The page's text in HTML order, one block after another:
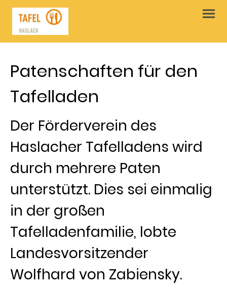
Patenschaften für den
Tafelladen
Der Förderverein des
Haslacher Tafelladens wird
durch mehrere Paten
unterstützt. Dies sei einmalig
in der großen
Tafelladenfamilie, lobte
Landesvorsitzender
Wolfhard von Zabiensky.